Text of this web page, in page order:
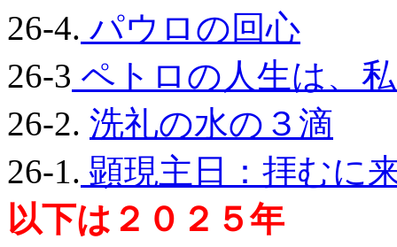
26-4. パウロの回心
26-3 ペトロの人生は、
26-2. 洗礼の水の３滴
26-1. 顕現主日：拝むに
以下は２０２５年